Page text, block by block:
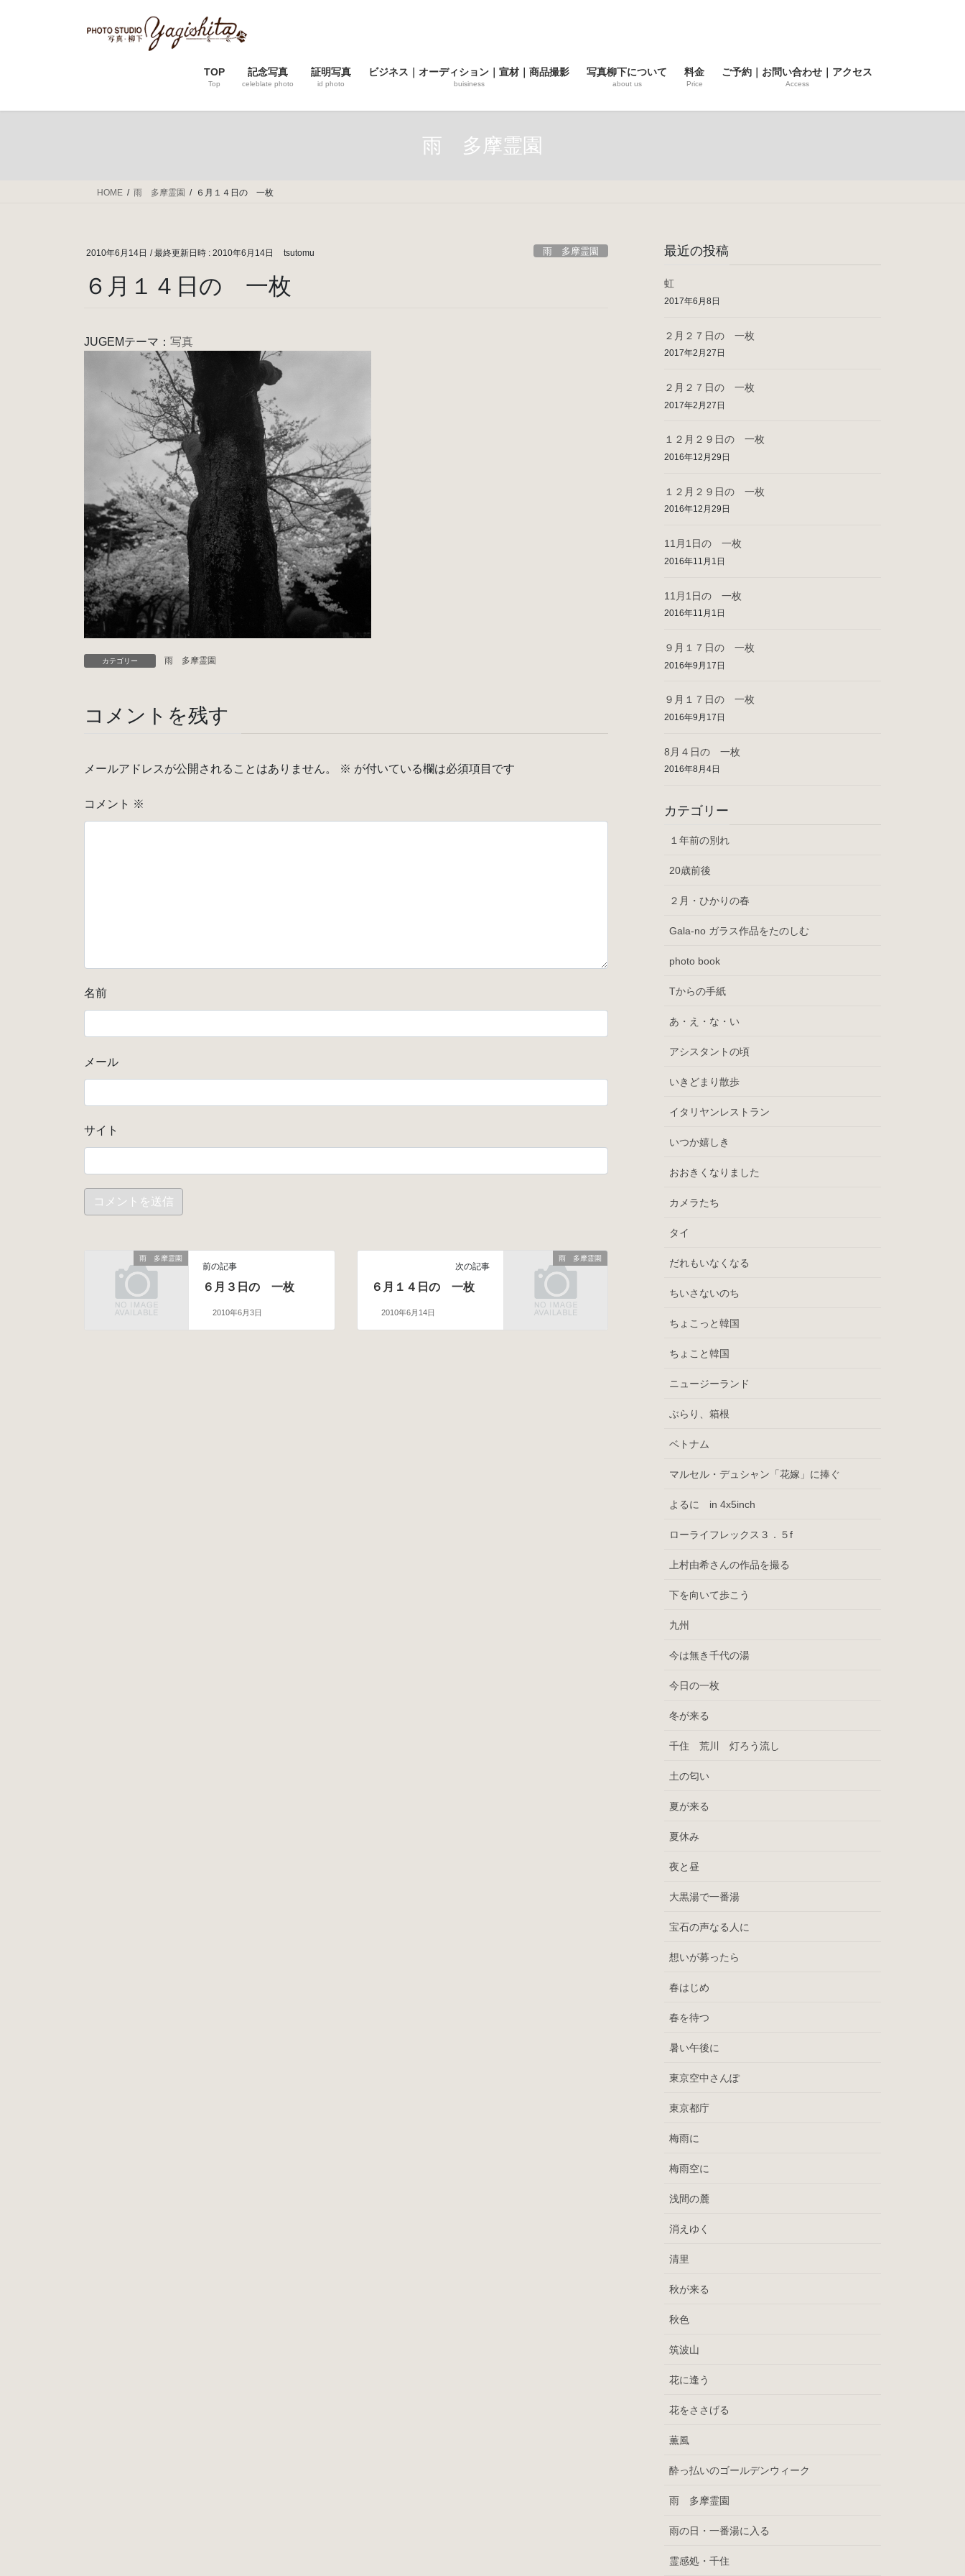
ス
ン
TOP
Top
記念写真
celeblate photo
証明写真
id photo
ビジネス｜オーディション｜宣材｜商品撮影
buisiness
写真柳下について
about us
料金
Price
ご予約｜お問い合わせ｜アクセス
Access
雨 多摩霊園
HOME 雨 多摩霊園 ６月１４日の 一枚
2010年6月14日 / 最終更新日時 : 2010年6月14日 tsutomu 雨 多摩霊園
６月１４日の 一枚
JUGEMテーマ： 写真
カテゴリー 雨 多摩霊園
コメントを残す
メールアドレスが公開されることはありません。 ※ が付いている欄は必須項目です
コメント ※
名前
メール
サイト
雨 多摩霊園
前の記事
６月３日の 一枚
2010年6月3日
雨 多摩霊園
次の記事
６月１４日の 一枚
2010年6月14日
最近の投稿
虹
2017年6月8日
２月２７日の 一枚
2017年2月27日
２月２７日の 一枚
2017年2月27日
１２月２９日の 一枚
2016年12月29日
１２月２９日の 一枚
2016年12月29日
11月1日の 一枚
2016年11月1日
11月1日の 一枚
2016年11月1日
９月１７日の 一枚
2016年9月17日
９月１７日の 一枚
2016年9月17日
8月４日の 一枚
2016年8月4日
カテゴリー
１年前の別れ
20歳前後
２月・ひかりの春
Gala-no ガラス作品をたのしむ
photo book
Tからの手紙
あ・え・な・い
アシスタントの頃
いきどまり散歩
イタリヤンレストラン
いつか嬉しき
おおきくなりました
カメラたち
タイ
だれもいなくなる
ちいさないのち
ちょこっと韓国
ちょこと韓国
ニュージーランド
ぶらり、箱根
ベトナム
マルセル・デュシャン「花嫁」に捧ぐ
よるに in 4x5inch
ローライフレックス３．５f
上村由希さんの作品を撮る
下を向いて歩こう
九州
今は無き千代の湯
今日の一枚
冬が来る
千住 荒川 灯ろう流し
土の匂い
夏が来る
夏休み
夜と昼
大黒湯で一番湯
宝石の声なる人に
想いが募ったら
春はじめ
春を待つ
暑い午後に
東京空中さんぽ
東京都庁
梅雨に
梅雨空に
浅間の麓
消えゆく
清里
秋が来る
秋色
筑波山
花に逢う
花をささげる
薫風
酔っ払いのゴールデンウィーク
雨 多摩霊園
雨の日・一番湯に入る
霊感処・千住